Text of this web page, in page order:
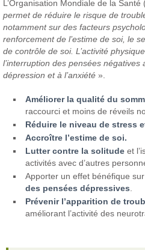
L’Organisation Mondiale de la Santé
permet de réduire le risque de
notamment sur des facteurs
renforcement de l’estime de soi, le
de contrôle de soi. L’activité
l’interruption des pensées négatives
dépression et à l’anxiété».
Améliorer la qualité du
raccourci et moins de réveils
Réduire le niveau de stress
Accroître l’estime de soi.
Lutter contre la solitude et
activités avec d’autres
Apporter un effet bénéfique
des pensées dépressives
Prévenir l’apparition de
améliorant l’activité des